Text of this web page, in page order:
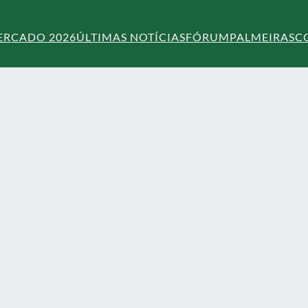
2026ÚLTIMAS NOTÍCIASFÓRUMPALMEIRAS